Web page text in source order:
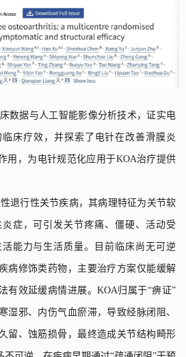
数据与人工智能影像分析技术，证实电
床疗效，并探索了电针在改善滑膜炎
用，为电针规范化应用于KOA治疗提供
退行性关节疾病，其病理特征为关节软
症，可引发关节疼痛、僵硬、活动受
能力与生活质量。目前临床尚无可逆
病修饰类药物，主要治疗方案仅能缓解
有效延缓病情进展。 KOA归属于“痹证”
湿邪、内伤气血瘀滞，导致经脉闭阻、
留、蚀筋损骨，最终造成关节结构畸形